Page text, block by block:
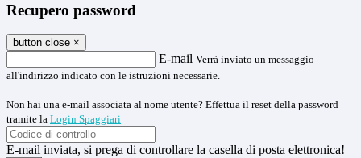
Recupero password
button close ×
E-mail Verrà inviato un messaggio
all'indirizzo indicato con le istruzioni necessarie.
Non hai una e-mail associata al nome utente? Effettua il reset della password
tramite la Login Spaggiari
E-mail inviata, si prega di controllare la casella di posta elettronica!